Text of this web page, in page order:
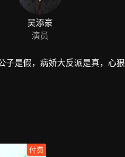
子是假，病娇大反派是真，心狠
付费